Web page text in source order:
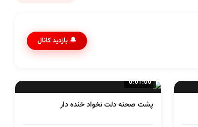
🔔 بازدید کانال
0:01:00
پشت صحنه دلت نخواد خنده دار